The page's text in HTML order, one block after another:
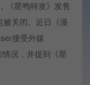
《星鸣特攻》发售
被关闭。近日《漫
接受外媒
况，并提到《星